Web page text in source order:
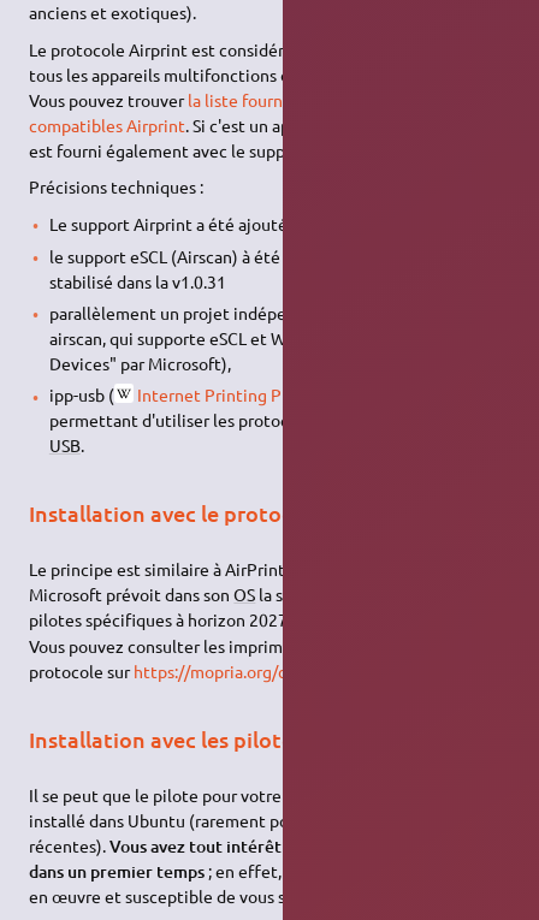
anciens et exotiques).
Le protocole Airprint est considéré comme fonctionnant avec
tous les appareils multifonctions développés à partir de 2015.
Vous pouvez trouverla liste fournie par Apple des appareils
compatibles Airprint. Si c'est un appareil multifonction, Airprint
est fourni également avec le support Airscan.
Précisions techniques :
Le support Airprint a été ajouté à
le support eSCL (Airscan) à été ajouté à
stabilisé dans la v1.0.31
parallèlement un projet indépendant à vu le jour, sane-
airscan, qui supporte eSCL et WSD ("Web Services for
Devices" par Microsoft),
ipp-usb (
Internet Printing Protocol
permettant d'utiliser les protocoles Airprint et Airscan via
USB.
Installation avec le protocole MOPRIA
Le principe est similaire à AirPrint.
Microsoft prévoit dans sonOS la suppression complète des
pilotes spécifiques à horizon 2027 au profit de MOPRIA.
Vous pouvez consulter les imprimantes qui supportent ce
protocole surhttps://mopria.org/certified-products
Installation avec les pilotes pré-installés
Il se peut que le pilote pour votre imprimante soit déjà pré-
installé dans Ubuntu (rarement pour les imprimantes
récentes).Vous avez tout intérêt à essayer cette méthode
dans un premier temps ; en effet, elle est très facile à mettre
en œuvre et susceptible de vous simplifier grandement la vie.